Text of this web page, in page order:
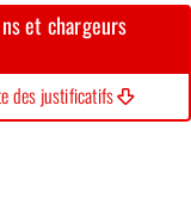
et chargeurs
des justificatifs